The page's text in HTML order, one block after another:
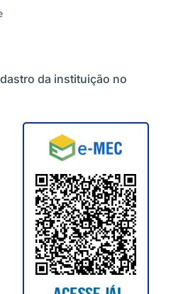
da instituição no